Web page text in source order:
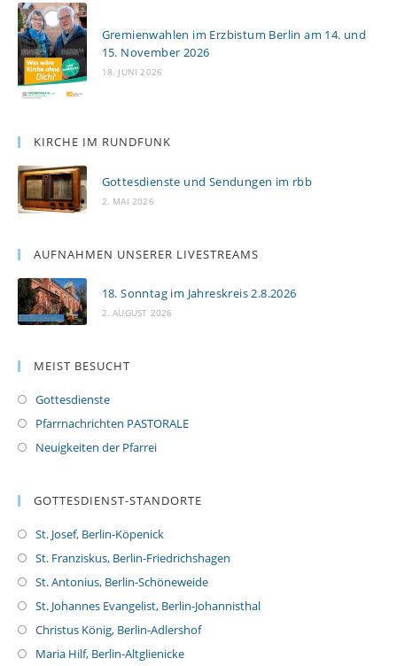
Gremienwahlen im Erzbistum Berlin am 14. und
15. November 2026
18. JUNI 2026
KIRCHE IM RUNDFUNK
Gottesdienste und Sendungen im rbb
2. MAI 2026
AUFNAHMEN UNSERER LIVESTREAMS
18. Sonntag im Jahreskreis 2.8.2026
2. AUGUST 2026
MEIST BESUCHT
Gottesdienste
Pfarrnachrichten PASTORALE
Neuigkeiten der Pfarrei
GOTTESDIENST-STANDORTE
St. Josef, Berlin-Köpenick
St. Franziskus, Berlin-Friedrichshagen
St. Antonius, Berlin-Schöneweide
St. Johannes Evangelist, Berlin-Johannisthal
Christus König, Berlin-Adlershof
Maria Hilf, Berlin-Altglienicke